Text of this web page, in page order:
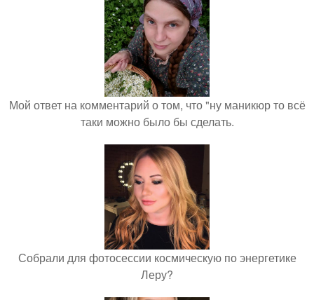
Мой ответ на комментарий о том, что "ну маникюр то всё
таки можно было бы сделать.
Собрали для фотосессии космическую по энергетике
Леру?